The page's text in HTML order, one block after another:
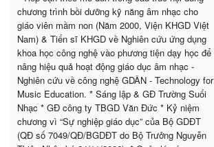
chương trình bồi dưỡng kỹ năng âm nhạc cho
giáo viên mầm non (Năm 2000, Viện KHGD Việt
Nam) & Tiến sĩ KHGD về Nghiên cứu ứng dụng
khoa học công nghệ vào phương tiện dạy học để
nâng hiệu quả hoạt động giáo dục âm nhạc -
Nghiên cứu về công nghệ GDÂN - Technology for
Music Education. * Sáng lập & GĐ Trường Suối
Nhạc * GĐ công ty TBGD Văn Đức * Kỷ niệm
chương vì “Sự nghiệp giáo dục” của Bộ GDĐT
(QĐ số 7049/QĐ/BGDĐT do Bộ Trưởng Nguyễn